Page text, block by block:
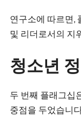
연구소에 따르면,
및 리더로서의 지
청소년
두 번째 플래그십
중점을 두었습니